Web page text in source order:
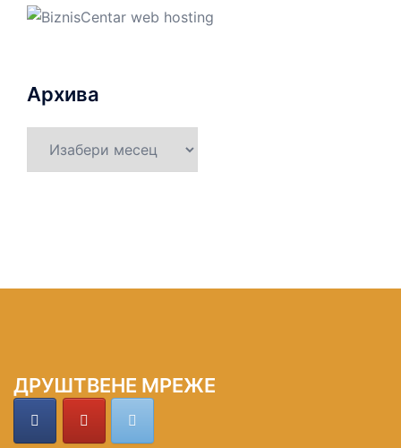
Архива
ДРУШТВЕНЕ МРЕЖЕ